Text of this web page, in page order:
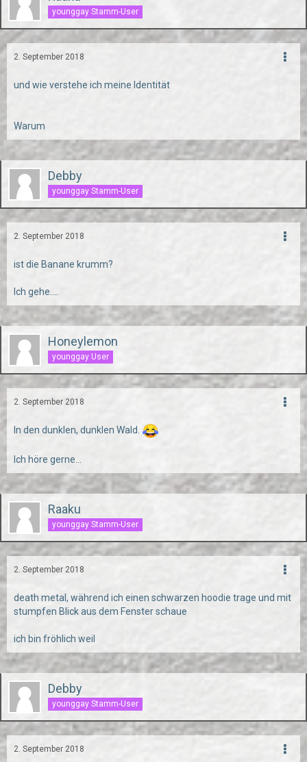
younggay Stamm-User
2. September 2018
und wie verstehe ich meine Identität
Warum
Debby
younggay Stamm-User
2. September 2018
ist die Banane krumm?
Ich gehe....
Honeylemon
younggay User
2. September 2018
In den dunklen, dunklen Wald.
Ich höre gerne...
Raaku
younggay Stamm-User
2. September 2018
death metal, während ich einen schwarzen hoodie trage und mit
stumpfen Blick aus dem Fenster schaue
ich bin fröhlich weil
Debby
younggay Stamm-User
2. September 2018